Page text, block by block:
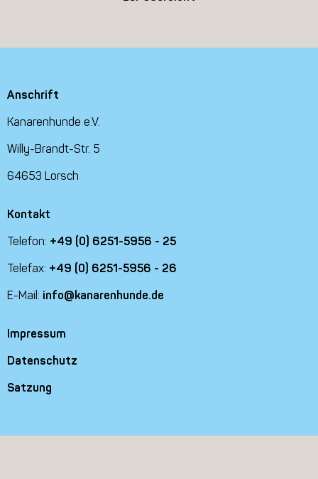
Anschrift
Kanarenhunde e.V.
Willy-Brandt-Str. 5
64653 Lorsch
Kontakt
Telefon: +49 (0) 6251-5956 - 25
Telefax: +49 (0) 6251-5956 - 26
E-Mail: info@kanarenhunde.de
Impressum
Datenschutz
Satzung